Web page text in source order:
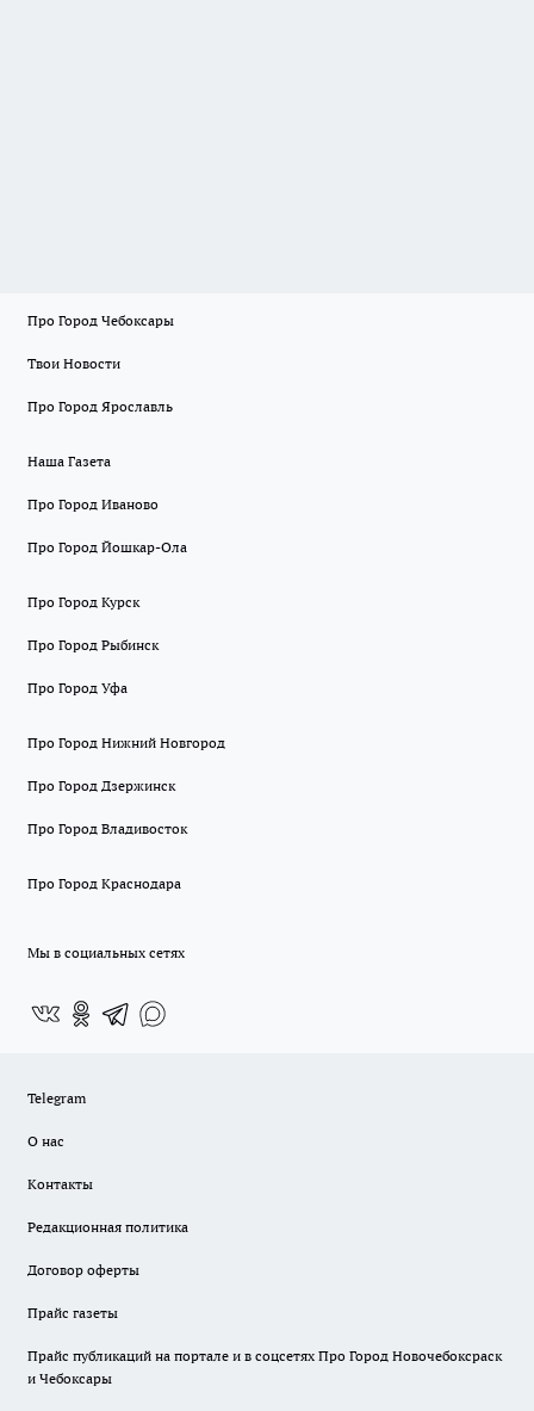
Про Город Чебоксары
Твои Новости
Про Город Ярославль
Наша Газета
Про Город Иваново
Про Город Йошкар-Ола
Про Город Курск
Про Город Рыбинск
Про Город Уфа
Про Город Нижний Новгород
Про Город Дзержинск
Про Город Владивосток
Про Город Краснодара
Мы в социальных сетях
Telegram
О нас
Контакты
Редакционная политика
Договор оферты
Прайс газеты
Прайс публикаций на портале и в соцсетях Про Город Новочебоксраск
и Чебоксары